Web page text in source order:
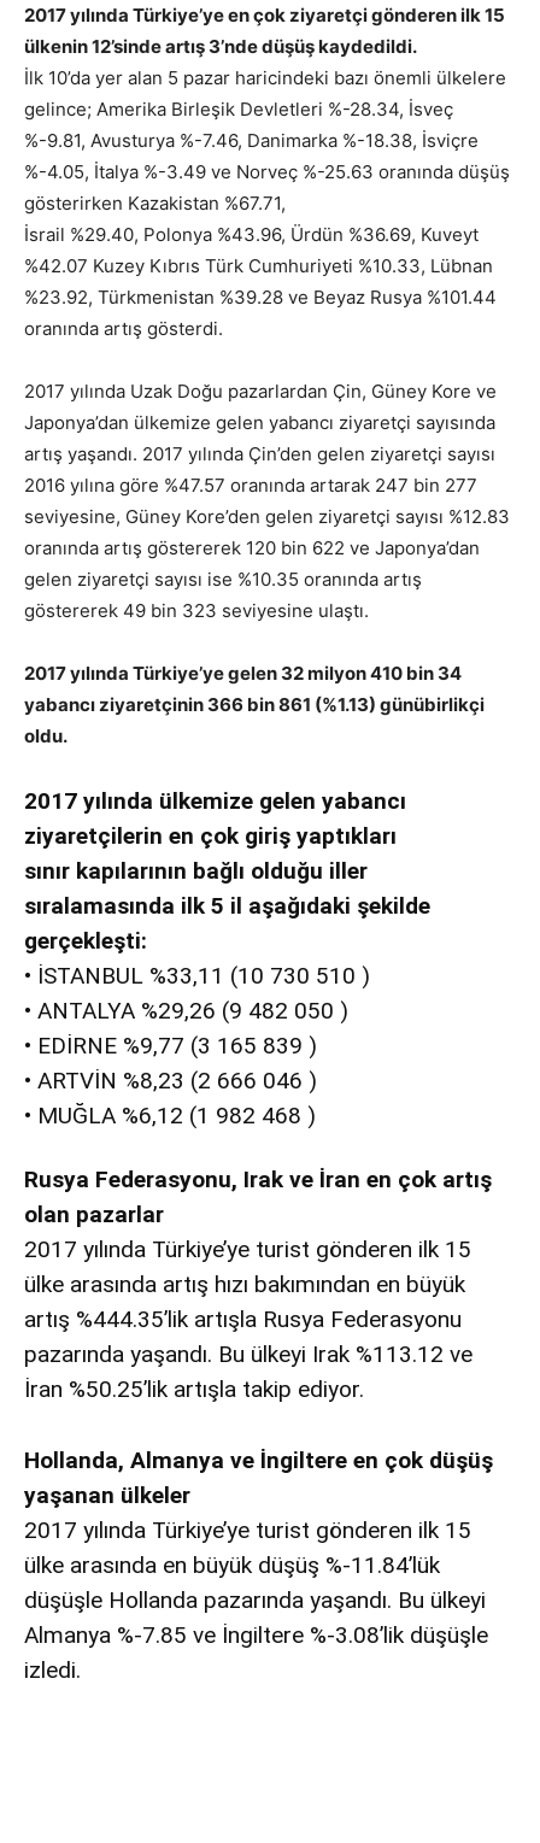
2017 yılında Türkiye’ye en çok ziyaretçi gönderen ilk 15
ülkenin 12’sinde artış 3’nde düşüş kaydedildi.
İlk 10’da yer alan 5 pazar haricindeki bazı önemli ülkelere
gelince; Amerika Birleşik Devletleri %-28.34, İsveç
%-9.81, Avusturya %-7.46, Danimarka %-18.38, İsviçre
%-4.05, İtalya %-3.49 ve Norveç %-25.63 oranında düşüş
gösterirken Kazakistan %67.71,
İsrail %29.40, Polonya %43.96, Ürdün %36.69, Kuveyt
%42.07 Kuzey Kıbrıs Türk Cumhuriyeti %10.33, Lübnan
%23.92, Türkmenistan %39.28 ve Beyaz Rusya %101.44
oranında artış gösterdi.
2017 yılında Uzak Doğu pazarlardan Çin, Güney Kore ve
Japonya’dan ülkemize gelen yabancı ziyaretçi sayısında
artış yaşandı. 2017 yılında Çin’den gelen ziyaretçi sayısı
2016 yılına göre %47.57 oranında artarak 247 bin 277
seviyesine, Güney Kore’den gelen ziyaretçi sayısı %12.83
oranında artış göstererek 120 bin 622 ve Japonya’dan
gelen ziyaretçi sayısı ise %10.35 oranında artış
göstererek 49 bin 323 seviyesine ulaştı.
2017 yılında Türkiye’ye gelen 32 milyon 410 bin 34
yabancı ziyaretçinin 366 bin 861 (%1.13) günübirlikçi
oldu.
2017 yılında ülkemize gelen yabancı
ziyaretçilerin en çok giriş yaptıkları
sınır kapılarının bağlı olduğu iller
sıralamasında ilk 5 il aşağıdaki şekilde
gerçekleşti:
• İSTANBUL %33,11 (10 730 510 )
• ANTALYA %29,26 (9 482 050 )
• EDİRNE %9,77 (3 165 839 )
• ARTVİN %8,23 (2 666 046 )
• MUĞLA %6,12 (1 982 468 )
Rusya Federasyonu, Irak ve İran en çok artış
olan pazarlar
2017 yılında Türkiye’ye turist gönderen ilk 15
ülke arasında artış hızı bakımından en büyük
artış %444.35’lik artışla Rusya Federasyonu
pazarında yaşandı. Bu ülkeyi Irak %113.12 ve
İran %50.25’lik artışla takip ediyor.
Hollanda, Almanya ve İngiltere en çok düşüş
yaşanan ülkeler
2017 yılında Türkiye’ye turist gönderen ilk 15
ülke arasında en büyük düşüş %-11.84’lük
düşüşle Hollanda pazarında yaşandı. Bu ülkeyi
Almanya %-7.85 ve İngiltere %-3.08’lik düşüşle
izledi.